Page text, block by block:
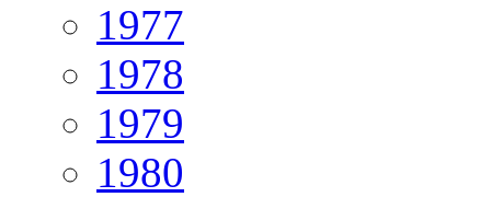
1977
1978
1979
1980